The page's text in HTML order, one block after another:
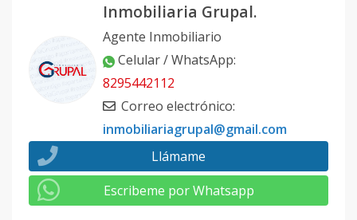
Inmobiliaria Grupal.
Agente Inmobiliario
Celular / WhatsApp:
8295442112
Correo electrónico:
inmobiliariagrupal@gmail.com
Llámame
Escribeme por Whatsapp